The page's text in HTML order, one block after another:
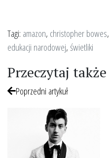
Tagi: amazon, christopher bowes,
edukacji narodowej,świetliki
Przeczytaj także
Poprzedni artykuł